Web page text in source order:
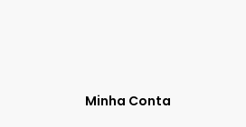
Minha Conta